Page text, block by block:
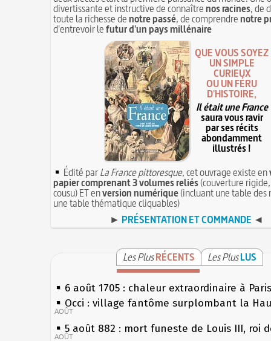
divertissante et instructive de connaîtrenos racines, de
toute la richesse denotre passé, de comprendrenotre
d'entrevoir lefutur d'un pays millénaire
QUE VOUS SOYEZ
UN SIMPLE
CURIEUX
OU UN FÉRU
D'HISTOIRE,
Il était une France
saura vous ravir
par ses récits
abondamment
illustrés !
Édité parLa France pittoresque, cet ouvrage existe en
papier comprenant 3 volumes reliés(couverture
cousu) ET enversion numérique(incluant une table des
une table thématique cliquables)
► PRÉSENTATION ET COMMANDE ◄
Les PlusRÉCENTS Les PlusLUS
6 août 1705 : chaleur extraordinaire à Paris
Occi : village fantôme surplombant la
AOÛT
5 août 882 : mort funeste de Louis III, roi